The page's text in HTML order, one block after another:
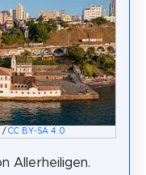
/ CC BY-SA 4.0
Allerheiligen.